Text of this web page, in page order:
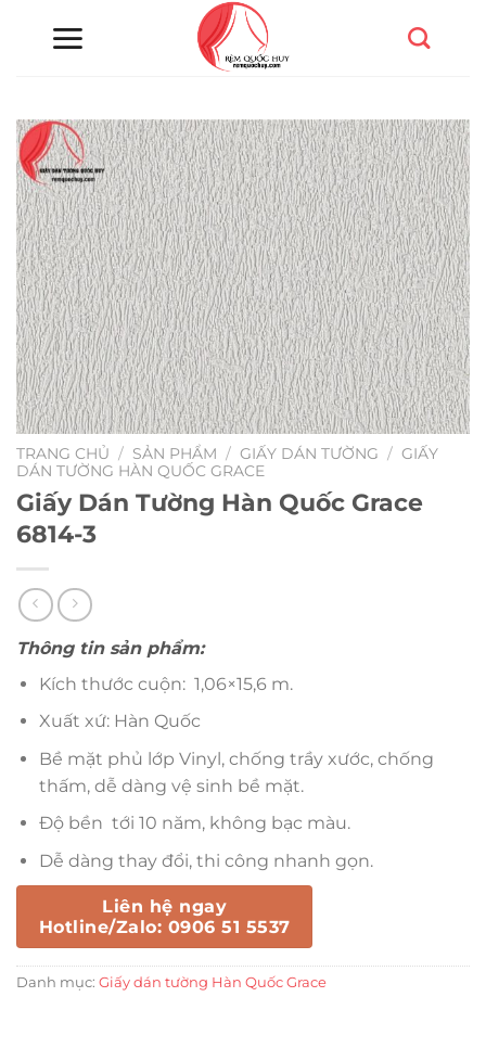
TRANG CHỦ / SẢN PHẨM / GIẤY DÁN TƯỜNG / GIẤY
DÁN TƯỜNG HÀN QUỐC GRACE
Giấy Dán Tường Hàn Quốc Grace
6814-3
Thông tin sản phẩm:
Kích thước cuộn: 1,06×15,6 m.
Xuất xứ: Hàn Quốc
Bề mặt phủ lớp Vinyl, chống trầy xước, chống
thấm, dễ dàng vệ sinh bề mặt.
Độ bền tới 10 năm, không bạc màu.
Dễ dàng thay đổi, thi công nhanh gọn.
Liên hệ ngay
Hotline/Zalo: 0906 51 5537
Danh mục: Giấy dán tường Hàn Quốc Grace